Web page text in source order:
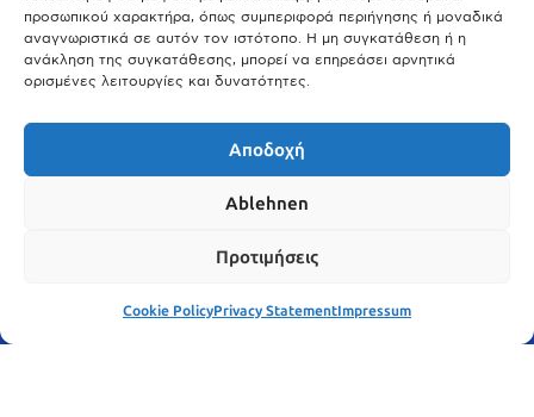
προσωπικού χαρακτήρα, όπως συμπεριφορά περιήγησης ή μοναδικά
αναγνωριστικά σε αυτόν τον ιστότοπο. Η μη συγκατάθεση ή η
ανάκληση της συγκατάθεσης, μπορεί να επηρεάσει αρνητικά
ορισμένες λειτουργίες και δυνατότητες.
Αποδοχή
Ablehnen
Προτιμήσεις
Cookie PolicyPrivacy StatementImpressum
και τις καταιγίδες
25.03.2026